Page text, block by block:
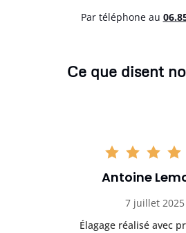
Par téléphone au
Ce que disent
Antoine
7 juillet 2025
Élagage réalisé avec